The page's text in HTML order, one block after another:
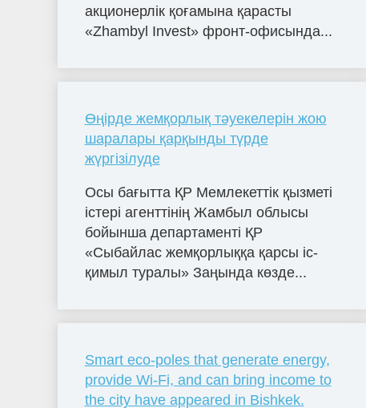
акционерлік қоғамына қарасты
«Zhambyl Invest» фронт-офисында...
Өңірде жемқорлық тәуекелерін жою
шаралары қарқынды түрде
жүргізілуде
Осы бағытта ҚР Мемлекеттік қызметі
істері агенттінің Жамбыл облысы
бойынша департаменті ҚР
«Сыбайлас жемқорлыққа қарсы іс-
қимыл туралы» Заңында көзде...
Smart eco-poles that generate energy,
provide Wi-Fi, and can bring income to
the city have appeared in Bishkek.